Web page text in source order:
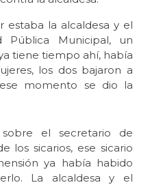
estaba la alcaldesa y el
Pública Municipal, un
tiene tiempo ahí, había
los dos bajaron a
momento se dio la
el secretario de
los sicarios, ese sicario
ya había habido
La alcaldesa y el